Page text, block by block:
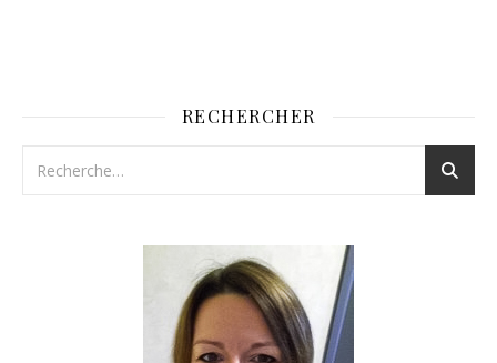
RECHERCHER